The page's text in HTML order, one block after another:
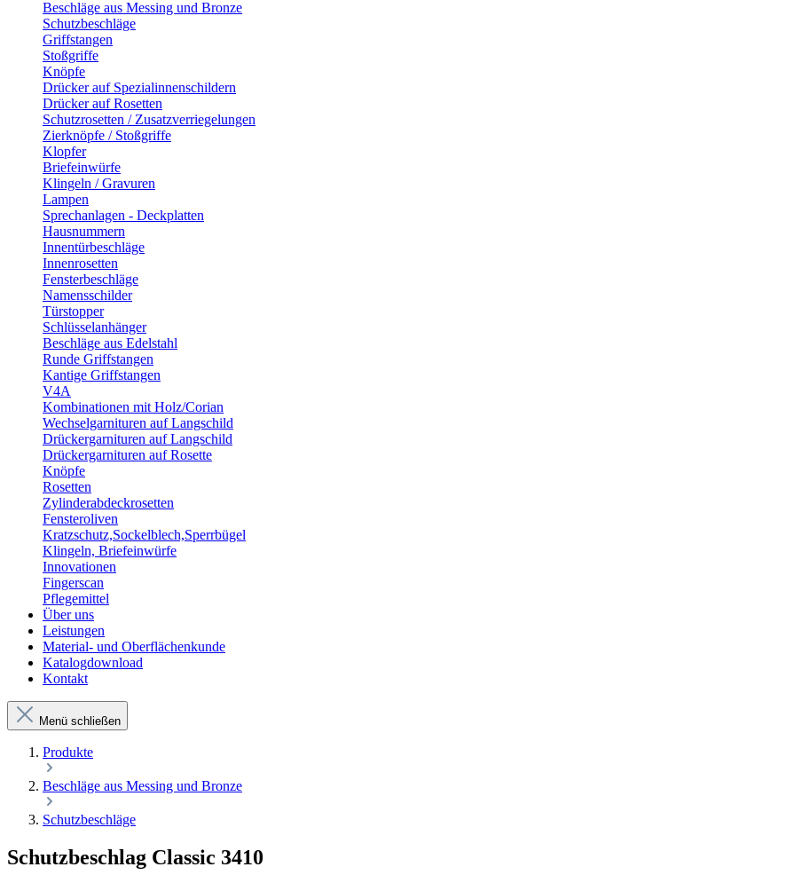
Beschläge aus Messing und Bronze
Schutzbeschläge
Griffstangen
Stoßgriffe
Knöpfe
Drücker auf Spezialinnenschildern
Drücker auf Rosetten
Schutzrosetten / Zusatzverriegelungen
Zierknöpfe / Stoßgriffe
Klopfer
Briefeinwürfe
Klingeln / Gravuren
Lampen
Sprechanlagen - Deckplatten
Hausnummern
Innentürbeschläge
Innenrosetten
Fensterbeschläge
Namensschilder
Türstopper
Schlüsselanhänger
Beschläge aus Edelstahl
Runde Griffstangen
Kantige Griffstangen
V4A
Kombinationen mit Holz/Corian
Wechselgarnituren auf Langschild
Drückergarnituren auf Langschild
Drückergarnituren auf Rosette
Knöpfe
Rosetten
Zylinderabdeckrosetten
Fensteroliven
Kratzschutz,Sockelblech,Sperrbügel
Klingeln, Briefeinwürfe
Innovationen
Fingerscan
Pflegemittel
Über uns
Leistungen
Material- und Oberflächenkunde
Katalogdownload
Kontakt
Menü schließen
Produkte
Beschläge aus Messing und Bronze
Schutzbeschläge
Schutzbeschlag Classic 3410